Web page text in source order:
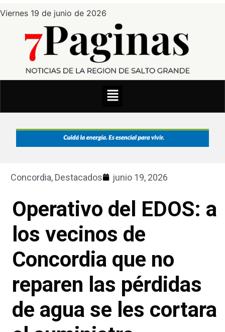
Viernes 19 de junio de 2026
Concordia, Destacados junio 19, 2026
Operativo del EDOS: a
los vecinos de
Concordia que no
reparen las pérdidas
de agua se les cortara